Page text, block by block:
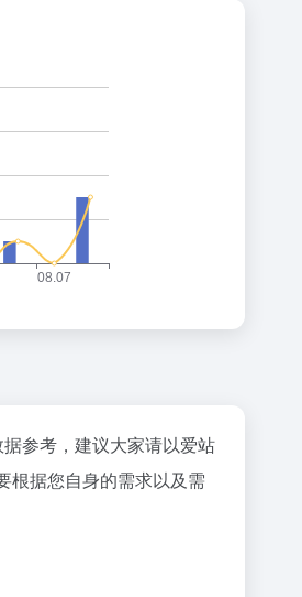
参考，建议大家请以爱站
根据您自身的需求以及需